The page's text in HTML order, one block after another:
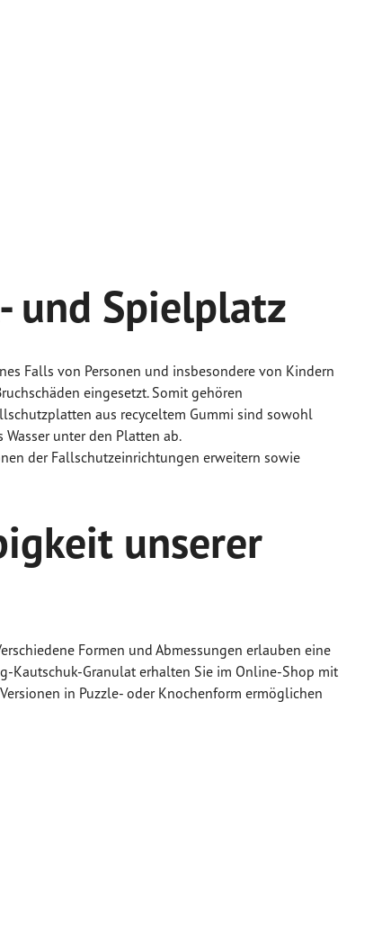
und Spielplatz
Falls von Personen und insbesondere von Kindern
eingesetzt. Somit gehören
aus recyceltem Gummi sind sowohl
unter den Platten ab.
der Fallschutzeinrichtungen erweitern sowie
unserer
Formen und Abmessungen erlauben eine
Kautschuk-Granulat erhalten Sie im Online-Shop mit
in Puzzle- oder Knochenform ermöglichen